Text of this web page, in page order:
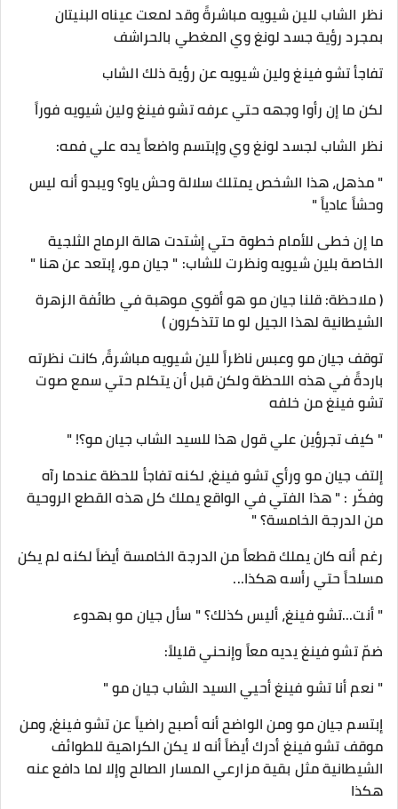
نظر الشاب للين شيويه مباشرةً وقد لمعت عيناه البنيتان
بمجرد رؤية جسد لونغ وي المغطي بالحراشف
تفاجأ تشو فينغ ولين شيويه عن رؤية ذلك الشاب
لكن ما إن رأوا وجهه حتي عرفه تشو فينغ ولين شيويه فوراً
نظر الشاب لجسد لونغ وي وإبتسم واضعاً يده علي فمه:
" مذهل، هذا الشخص يمتلك سلالة وحش ياو؟ ويبدو أنه ليس
وحشاً عادياً "
ما إن خطى للأمام خطوة حتي إشتدت هالة الرماح الثلجية
الخاصة بلين شيويه ونظرت للشاب: " جيان مو، إبتعد عن هنا "
( ملاحظة: قلنا جيان مو هو أقوي موهبة في طائفة الزهرة
الشيطانية لهذا الجيل لو ما تتذكرون )
توقف جيان مو وعبس ناظراً للين شيويه مباشرةً، كانت نظرته
باردةً في هذه اللحظة ولكن قبل أن يتكلم حتي سمع صوت
تشو فينغ من خلفه
" كيف تجرؤين علي قول هذا للسيد الشاب جيان مو؟! "
إلتف جيان مو ورأي تشو فينغ، لكنه تفاجأ للحظة عندما رآه
وفكّر : " هذا الفتي في الواقع يملك كل هذه القطع الروحية
من الدرجة الخامسة؟ "
رغم أنه كان يملك قطعاً من الدرجة الخامسة أيضاً لكنه لم يكن
مسلحاً حتي رأسه هكذا...
" أنت...تشو فينغ، أليس كذلك؟ " سأل جيان مو بهدوء
ضمّ تشو فينغ يديه معاً وإنحني قليلاً:
" نعم أنا تشو فينغ أحيي السيد الشاب جيان مو "
إبتسم جيان مو ومن الواضح أنه أصبح راضياً عن تشو فينغ، ومن
موقف تشو فينغ أدرك أيضاً أنه لا يكن الكراهية للطوائف
الشيطانية مثل بقية مزارعي المسار الصالح وإلا لما دافع عنه
هكذا